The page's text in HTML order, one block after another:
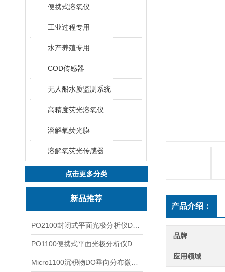
便携式溶氧仪
工业过程专用
水产养殖专用
COD传感器
无人船水质监测系统
高精度荧光溶氧仪
溶解氧荧光膜
溶解氧荧光传感器
点击更多分类
新品推荐
产品介绍：
品牌
应用领域